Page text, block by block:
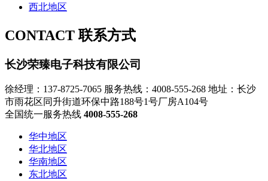
西北地区
CONTACT 联系方式
长沙荣臻电子科技有限公司
徐经理：137-8725-7065 服务热线：4008-555-268 地址：长沙
市雨花区同升街道环保中路188号1号厂房A104号
全国统一服务热线 4008-555-268
华中地区
华北地区
华南地区
东北地区